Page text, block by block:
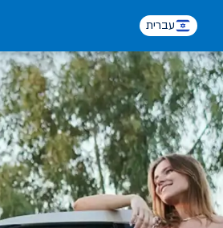
עברית